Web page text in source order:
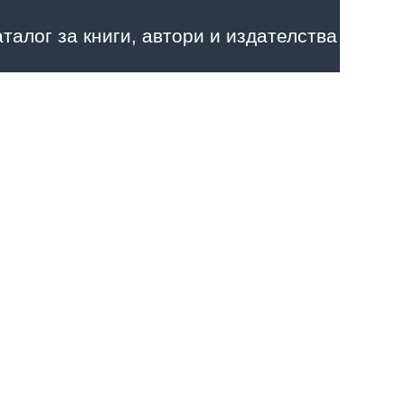
за книги, автори и издателства